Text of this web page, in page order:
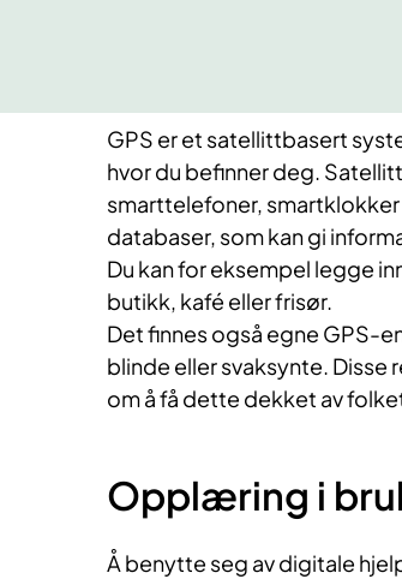
GPS er et satellittbasert
hvor du befinner deg.
smarttelefoner,
databaser, som kan gi
Du kan for eksempel legge
butikk, kafé eller frisør.
Det finnes også egne GPS-
blinde eller svaksynte. Disse
om å få dette dekket av
Opplæring i
Å benytte seg av digitale